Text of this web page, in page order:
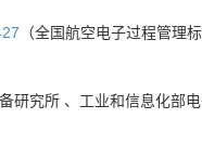
（全国航空电子过程管理
研究所 、 工业和信息化部